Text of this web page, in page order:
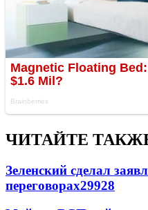
ЧИТАЙТЕ
Зеленский сделал
переговорах29928